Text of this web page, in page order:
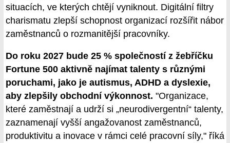
situacích, ve kterých chtějí vyniknout. Digitální filtry
charismatu zlepší schopnost organizací rozšířit nábor
zaměstnanců o rozmanitější pracovníky.
Do roku 2027 bude 25 % společností z žebříčku
Fortune 500 aktivně najímat talenty s různými
poruchami, jako je autismus, ADHD a dyslexie,
aby zlepšily obchodní výkonnost. "Organizace,
které zaměstnají a udrží si „neurodivergentní“ talenty,
zaznamenají vyšší angažovanost zaměstnanců,
produktivitu a inovace v rámci celé pracovní síly," říká